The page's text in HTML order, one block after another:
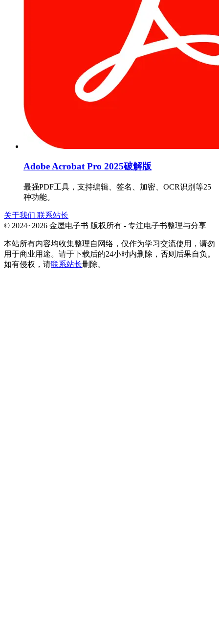
Adobe Acrobat Pro 2025破解版
最强PDF工具，支持编辑、签名、加密、OCR识别等25
种功能。
关于我们 联系站长
© 2024~2026 金屋电子书 版权所有 - 专注电子书整理与分享
本站所有内容均收集整理自网络，仅作为学习交流使用，请勿
用于商业用途。请于下载后的24小时内删除，否则后果自负。
如有侵权，请联系站长删除。